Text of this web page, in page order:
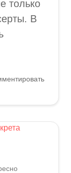
только
В